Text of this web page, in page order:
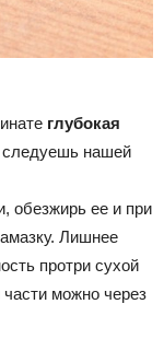
глубокая
следуешь нашей
обезжирь ее и при
Лишнее
протри сухой
можно через